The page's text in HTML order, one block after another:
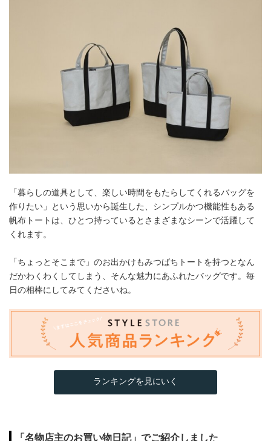
「暮らしの道具として、楽しい時間をもたらしてくれるバッグを
作りたい」という思いから誕生した、シンプルかつ機能性もある
帆布トートは、ひとつ持っているとさまざまなシーンで活躍して
くれます。
「ちょっとそこまで」のお出かけもみつばちトートを持つとなん
だかわくわくしてしまう、そんな魅力にあふれたバッグです。毎
日の相棒にしてみてくださいね。
ランキングを見にいく
「名物店主のお買い物日記」でご紹介しました